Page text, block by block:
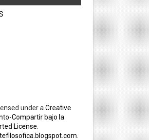
under a Creative
Compartir bajo la
License